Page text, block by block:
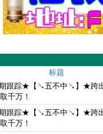
标题
期跟踪★【↘五不中↘】★跨
千万！
期跟踪★【↘五不中↘】★跨
千万！